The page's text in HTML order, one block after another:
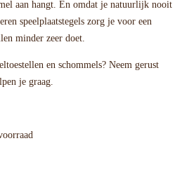
aan hangt. En omdat je natuurlijk nooit
speelplaatstegels zorg je voor een
minder zeer doet.
en schommels? Neem gerust
je graag.